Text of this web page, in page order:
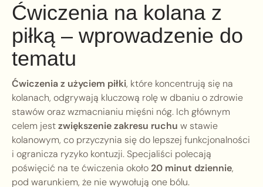
Ćwiczenia na kolana z
piłką – wprowadzenie do
tematu
Ćwiczenia z użyciem piłki, które koncentrują się na
kolanach, odgrywają kluczową rolę w dbaniu o zdrowie
stawów oraz wzmacnianiu mięśni nóg. Ich głównym
celem jestzwiększenie zakresu ruchu w stawie
kolanowym, co przyczynia się do lepszej funkcjonalności
i ogranicza ryzyko kontuzji. Specjaliści polecają
poświęcić na te ćwiczenia około20 minut dziennie,
pod warunkiem, że nie wywołują one bólu.